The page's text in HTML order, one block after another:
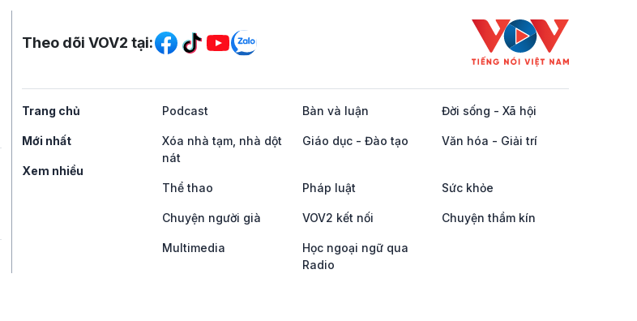
Mạng xã hội
Theo dõi VOV2 tại:
Trang chủ
Mới nhất
Xem nhiều
Podcast Bàn và luận Đời sống - Xã hội
Xóa nhà tạm, nhà dột
nát
Giáo dục - Đào tạo Văn hóa - Giải trí
Thể thao Pháp luật Sức khỏe
Chuyện người già VOV2 kết nối Chuyện thầm kín
Multimedia
Học ngoại ngữ qua
Radio